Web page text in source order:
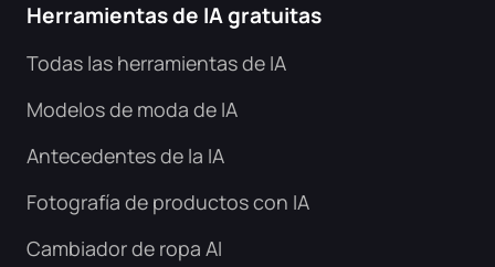
Herramientas de comercio electrónico
Recoloración de ropa
Generador de fondo de IA
Herramientas PDF
Traductor de PDF
Explorar todas las herramientas
Herramientas de IA gratuitas
Todas las herramientas de IA
Modelos de moda de IA
Antecedentes de la IA
Fotografía de productos con IA
Cambiador de ropa AI